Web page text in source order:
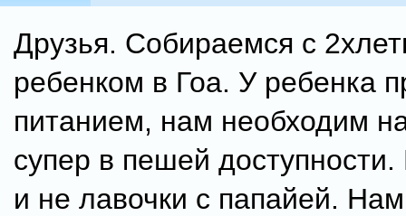
Друзья. Собираемся с
ребенком в Гоа. У ребенка
питанием, нам необходим
супер в пешей
и не лавочки с папайей.